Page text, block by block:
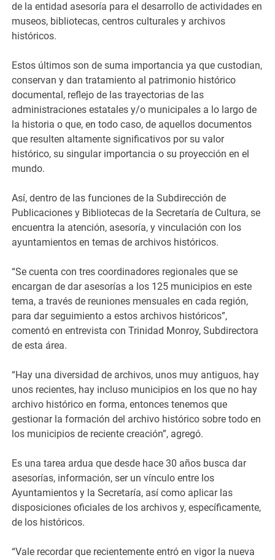
de la entidad asesoría para el desarrollo de actividades en
museos, bibliotecas, centros culturales y archivos
históricos.
Estos últimos son de suma importancia ya que custodian,
conservan y dan tratamiento al patrimonio histórico
documental, reflejo de las trayectorias de las
administraciones estatales y/o municipales a lo largo de
la historia o que, en todo caso, de aquellos documentos
que resulten altamente significativos por su valor
histórico, su singular importancia o su proyección en el
mundo.
Así, dentro de las funciones de la Subdirección de
Publicaciones y Bibliotecas de la Secretaría de Cultura, se
encuentra la atención, asesoría, y vinculación con los
ayuntamientos en temas de archivos históricos.
“Se cuenta con tres coordinadores regionales que se
encargan de dar asesorías a los 125 municipios en este
tema, a través de reuniones mensuales en cada región,
para dar seguimiento a estos archivos históricos”,
comentó en entrevista con Trinidad Monroy, Subdirectora
de esta área.
“Hay una diversidad de archivos, unos muy antiguos, hay
unos recientes, hay incluso municipios en los que no hay
archivo histórico en forma, entonces tenemos que
gestionar la formación del archivo histórico sobre todo en
los municipios de reciente creación”, agregó.
Es una tarea ardua que desde hace 30 años busca dar
asesorías, información, ser un vínculo entre los
Ayuntamientos y la Secretaría, así como aplicar las
disposiciones oficiales de los archivos y, específicamente,
de los históricos.
“Vale recordar que recientemente entró en vigor la nueva